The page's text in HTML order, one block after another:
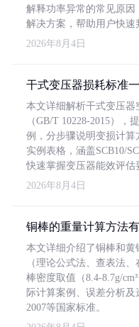
解释功率异常的常见原因
解决方案，帮助用户快速
2026年8月4日
干式变压器损耗标准
本文详细解析干式变压
（GB/T 10228-2015），
例，分步骤说明变损计
实例表格，涵盖SCB10/
快速掌握变压器能效评估
2026年8月4日
铜棒的重量计算方法
本文详细介绍了铜棒和
（理论公式法、查表法
棒密度取值（8.4-8.7g/
际计算案例、误差分析及
2007等国家标准。